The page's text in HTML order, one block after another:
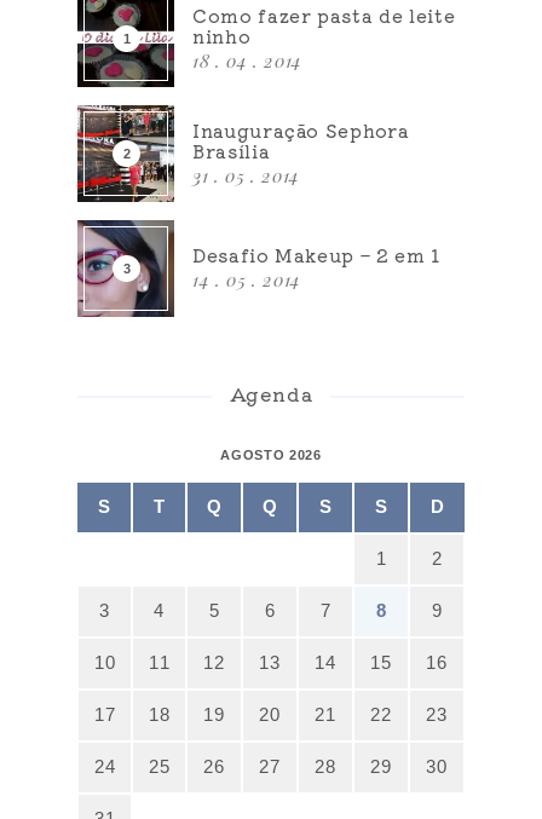
Como fazer pasta de leite
ninho
18 . 04 . 2014
Inauguração Sephora
Brasília
31 . 05 . 2014
Desafio Makeup – 2 em 1
14 . 05 . 2014
Agenda
AGOSTO 2026
S T Q Q S S D
1 2
3 4 5 6 7 8 9
10 11 12 13 14 15 16
17 18 19 20 21 22 23
24 25 26 27 28 29 30